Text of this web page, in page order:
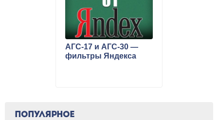
АГС-17 и АГС-30 —
фильтры Яндекса
ПОПУЛЯРНОЕ